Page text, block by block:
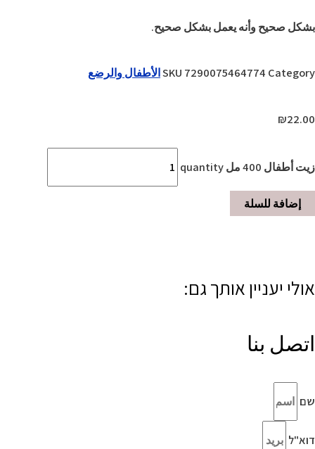
بشكل صحيح وأنه يعمل بشكل صحيح.
SKU 7290075464774 Category الأطفال والرضع
₪22.00
زيت أطفال 400 مل quantity
إضافة للسلة
אולי יעניין אותך גם:
اتصل بنا
שם
דוא"ל